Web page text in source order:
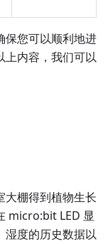
保您可以顺利地进
上内容，我们可以
大棚得到植物生长
micro:bit LED 显
湿度的历史数据以